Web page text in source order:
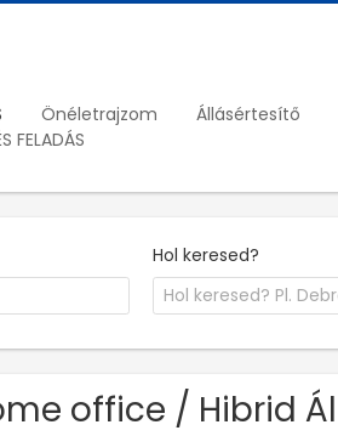
Önéletrajzom Állásértesítő
FELADÁS
Hol keresed?
office / Hibrid